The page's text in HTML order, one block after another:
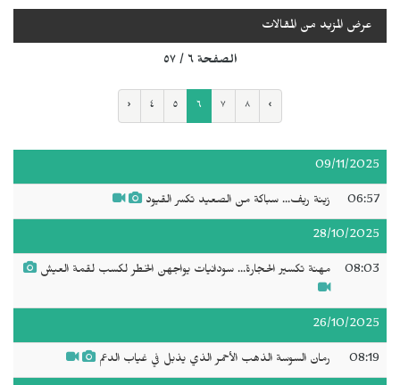
عرض المزيد من المقالات
الصفحة ٦ / ٥٧
‹ ٤ ٥ ٦ ٧ ٨ ›
09/11/2025
06:57 زينة ريف... سباكة من الصعيد تكسر القيود
28/10/2025
08:03 مهنة تكسير الحجارة... سودانيات يواجهن الخطر لكسب لقمة العيش
26/10/2025
08:19 رمان السوسة الذهب الأحمر الذي يذبل في غياب الدعم